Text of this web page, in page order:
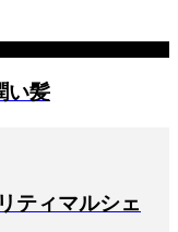
い髪
ティマルシェ